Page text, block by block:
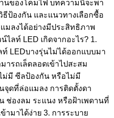
นของโคมไฟ บทความนี้จะพา
ธีป้องกัน และแนวทางเลือกซื้อ
มลงได้อย่างมีประสิทธิภาพ
ลท์ LED เกิดจากอะไร? 1.
LEDบางรุ่นไม่ได้ออกแบบมา
รถเล็ดลอดเข้าไปสะสม
ม่มี ซีลป้องกัน หรือไม่มี
จุดที่ล่อแมลง การติดตั้งดา
ช่องลม ระแนง หรือฝ้าเพดานที่
มาได้ง่าย 3. การระบาย